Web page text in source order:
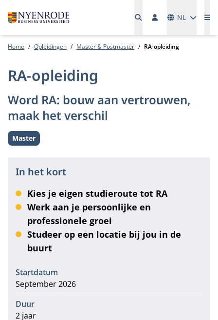
NL
Home Opleidingen Master & Postmaster RA-opleiding
RA-opleiding
Word RA: bouw aan vertrouwen,
maak het verschil
Level:
Master
In het kort
Kies je eigen studieroute tot RA
Werk aan je persoonlijke en
professionele groei
Studeer op een locatie bij jou in de
buurt
Informatie
Startdatum
September 2026
Duur
2 jaar